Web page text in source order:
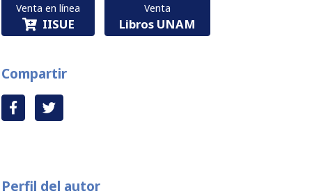
Venta en línea
IISUE
Venta
Libros UNAM
Compartir
Perfil del autor